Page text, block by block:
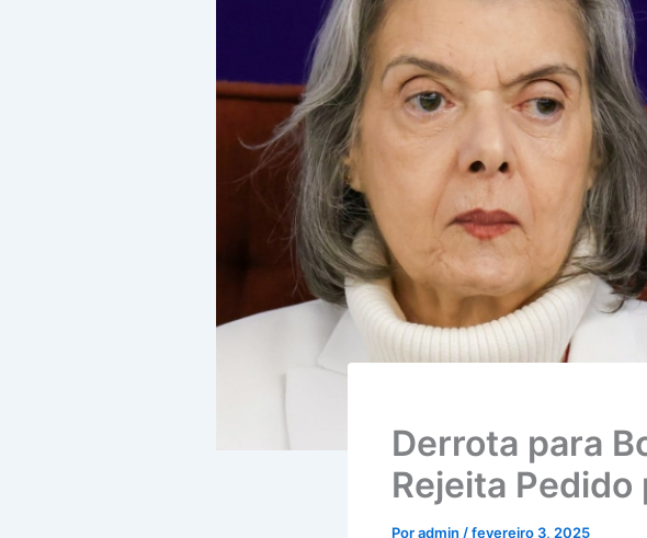
Derrota para
Rejeita
Poradmin /fevereiro 3, 2025